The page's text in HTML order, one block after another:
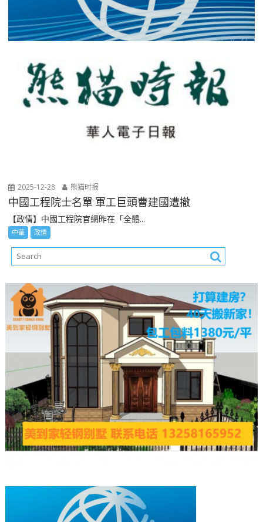
2025-12-28 熊猫时报
中國工程院士名單 軍工巨頭曹建國遭撤
【政情】中國工程院官網昨在「全體...
中華 政情